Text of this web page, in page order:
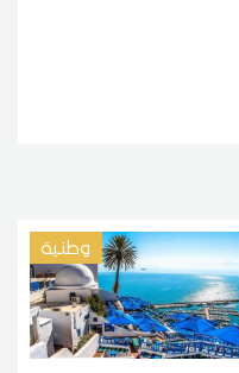
وطنية